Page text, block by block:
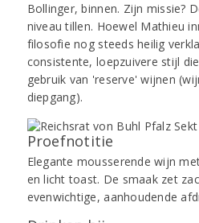
Bollinger, binnen. Zijn missie?
niveau tillen. Hoewel Mathieu
filosofie nog steeds heilig
consistente, loepzuivere stijl
gebruik van 'reserve' wijnen
diepgang).
Proefnotitie
Elegante mousserende wijn
en licht toast. De smaak zet
evenwichtige, aanhoudende